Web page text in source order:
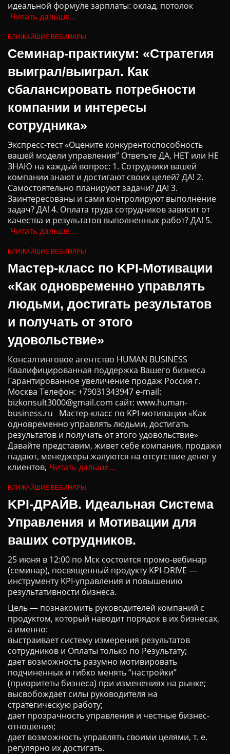
идеальной формуле зарплаты: оклад, потолок
Читать дальше…
БЛИЖАЙШИЕ ВЕБИНАРЫ
Семинар-практикум: «Стратегия
выиграл/выиграл. Как
сбалансировать потребности
компании и интересы
сотрудника»
Экспресс-тест «Оцените конкурентоспособность
вашей модели управления” Ответьте ДА, НЕТ или НЕ
ЗНАЮ на каждый вопрос: 1. Сотрудники вашей
компании знают и достигают своих целей? ДА! 2.
Самостоятельно планируют задачи? ДА! 3.
Заинтересованы и сами контролируют выполнение
задач? ДА! 4. Оплата труда сотрудников зависит от
качества и результатов выполненных работ? ДА! 5.
Читать дальше…
БЛИЖАЙШИЕ ВЕБИНАРЫ
Мастер-класс по KPI-Мотивации
«Как одновременно управлять
людьми, достигать результатов
и получать от этого
удовольствие»
Консалтинговое агентство HUMAN BUSINESS
Квалифицированная поддержка Вашего бизнеса
Гарантированное увеличение продаж Россия г.
Москва Телефон: +79031343947 e-mail:
bizkonsult3000@gmail.com сайт: www.human-
business.ru Мастер-класс по KPI-мотивации «Как
одновременно управлять людьми, достигать
результатов и получать от этого удовольствие»
Давайте представим, живет себе компания, продажи
падают, менеджеры жалуются на отсутствие денег у
клиентов, Читать дальше…
БЛИЖАЙШИЕ ВЕБИНАРЫ
KPI-ДРАЙВ. Идеальная Система
Управления и Мотивации для
ваших сотрудников.
25 июня в 12:00 по Мск состоится промо-вебинар
(семинар), посвященный продукту KPI-DRIVE —
инструменту KPI-управления и повышению
результативности бизнеса.
Цель — познакомить руководителей компаний с
продуктом, который наводит порядок в их бизнесах,
а именно:
выстраивает систему измерения результатов
сотрудников и Оплаты только по Результату;
дает возможность разумно мотивировать
подчиненных и гибко менять “настройки”
(приоритеты бизнеса) при изменениях на рынке;
высвобождает силы руководителя на
стратегическую работу;
дает прозрачность управления и честные бизнес-
отношения;
дает возможность управлять своими целями, т. е.
регулярно их достигать.